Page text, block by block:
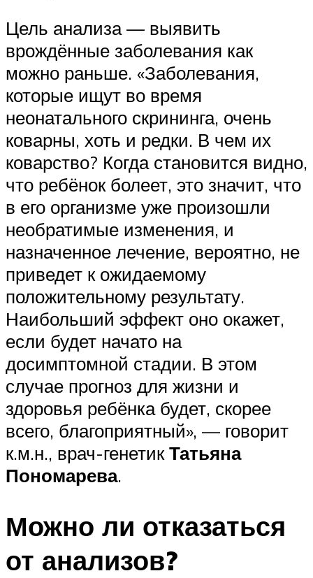
Цель анализа — выявить
врождённые заболевания как
можно раньше. «Заболевания,
которые ищут во время
неонатального скрининга, очень
коварны, хоть и редки. В чем их
коварство? Когда становится видно,
что ребёнок болеет, это значит, что
в его организме уже произошли
необратимые изменения, и
назначенное лечение, вероятно, не
приведет к ожидаемому
положительному результату.
Наибольший эффект оно окажет,
если будет начато на
досимптомной стадии. В этом
случае прогноз для жизни и
здоровья ребёнка будет, скорее
всего, благоприятный», — говорит
к.м.н., врач-генетикТатьяна
Пономарева.
Можно ли отказаться
от анализов?